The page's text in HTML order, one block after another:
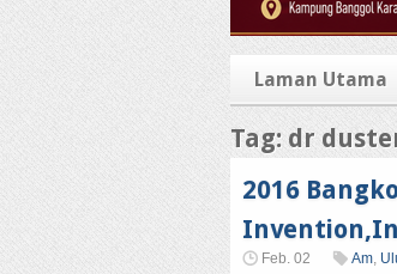
Laman Utama
Tag: dr
2016
Feb. 02 Am,